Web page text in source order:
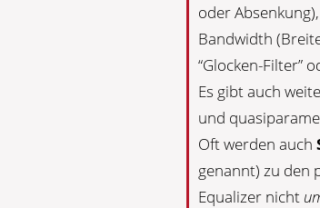
oder
Bandwidth
“Glocken-Filter”
Es gibt auch
und
Oft werden auch
genannt) zu den
Equalizer nicht